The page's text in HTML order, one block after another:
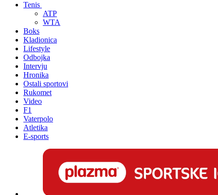
Tenis
ATP
WTA
Boks
Kladionica
Lifestyle
Odbojka
Intervju
Hronika
Ostali sportovi
Rukomet
Video
F1
Vaterpolo
Atletika
E-sports